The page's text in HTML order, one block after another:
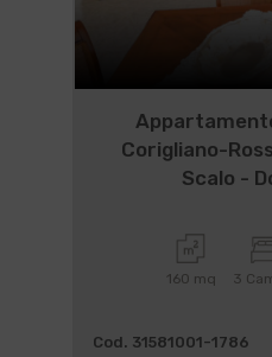
Corigliano-
Scalo -
160 mq 3
Cod. 31581001-1786